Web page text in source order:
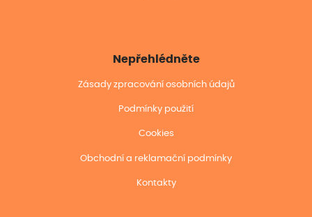
Nepřehlédněte
Zásady zpracování osobních údajů
Podmínky použití
Cookies
Obchodní a reklamační podmínky
Kontakty